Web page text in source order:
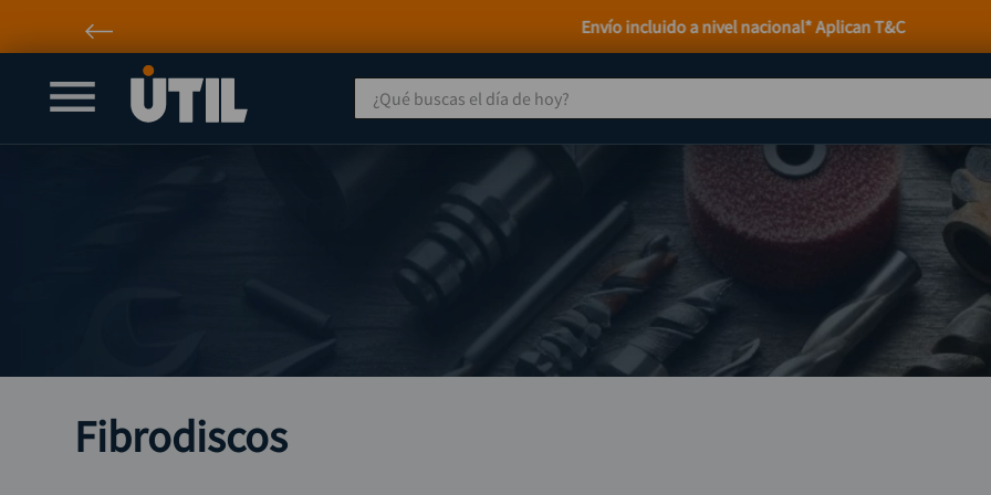
Envío incluido a nivel nacional* Aplican T&C
¿Qué buscas el día de hoy?
Fibrodiscos
TÉRMINOS MÁS BUSCADOS
taladros pulidoras
3. compresor
sierra circular
5 . ruteadora
6. broca